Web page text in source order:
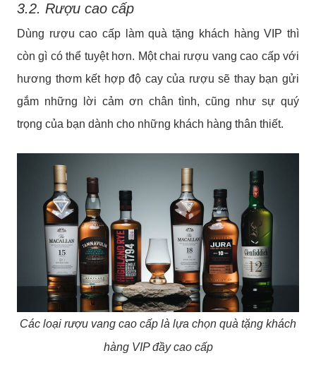
3.2. Rượu cao cấp
Dùng rượu cao cấp làm quà tặng khách hàng VIP thì
còn gì có thể tuyệt hơn. Một chai rượu vang cao cấp với
hương thơm kết hợp độ cay của rượu sẽ thay bạn gửi
gắm những lời cảm ơn chân tình, cũng như sự quý
trọng của bạn dành cho những khách hàng thân thiết.
Các loại rượu vang cao cấp là lựa chọn quà tặng khách
hàng VIP đầy cao cấp